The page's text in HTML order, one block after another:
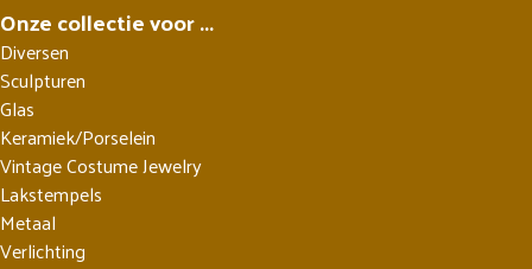
Onze collectie voor ...
Diversen
Sculpturen
Glas
Keramiek/Porselein
Vintage Costume Jewelry
Lakstempels
Metaal
Verlichting